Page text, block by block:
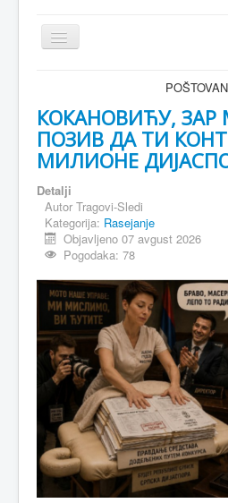
Isključi
navigaciju
VESTI
KULTURA
INTERVJU
MAGAZIN
FELJTON
SPORT
PISMA ČITALACA
IMPRESUM
POŠTOVANI
КОКАНОВИЋУ, ЗАР
ПОЗИВ ДА ТИ
МИЛИОНЕ
Detalji
Autor Tragovi-Sledi
Kategorija: Rasejanje
Objavljeno 07 avgust 2026
Pogodaka: 78